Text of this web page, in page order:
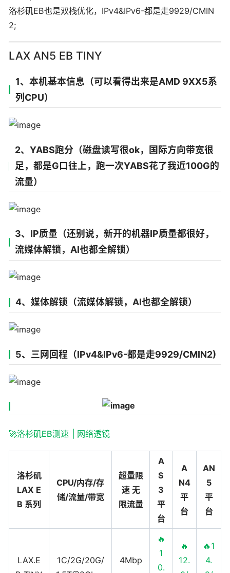
洛杉矶EB也是双栈优化，IPv4&IPv6-都是走9929/CMIN
2;
LAX AN5 EB TINY
1、本机基本信息（可以看得出来是AMD 9XX5系
列CPU）
2、YABS跑分（磁盘读写很ok，国际方向带宽很
足，都是G口往上，跑一次YABS花了我近100G的
流量）
3、IP质量（还别说，新开的机器IP质量都很好，
流媒体解锁，AI也都全解锁）
4、媒体解锁（流媒体解锁，AI也都全解锁）
5、三网回程（IPv4&IPv6-都是走9929/CMIN2)
🚀洛杉矶EB测速 | 网络透镜
洛杉矶
LAX E
B 系列
CPU/内存/存
储/流量/带宽
超量限
速 无
限流量
A
S
3
平
台
A
N4
平
台
AN
5
平
台
LAX.E
1C/2G/20G/
4Mbp
🔥
1
0.
🔥
12.
🔥1
4.